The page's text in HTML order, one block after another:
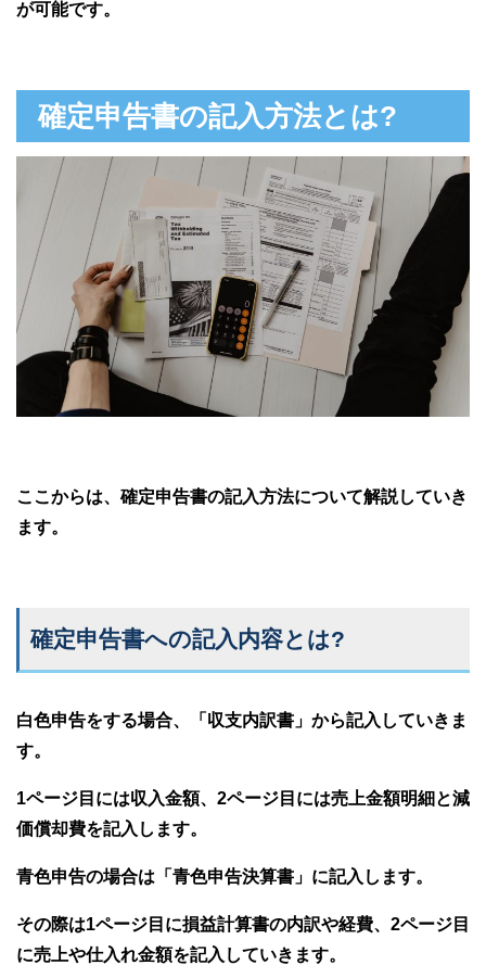
が可能です。
確定申告書の記入方法とは?
ここからは、確定申告書の記入方法について解説していき
ます。
確定申告書への記入内容とは?
白色申告をする場合、「収支内訳書」から記入していきま
す。
1ページ目には収入金額、2ページ目には売上金額明細と減
価償却費を記入します。
青色申告の場合は「青色申告決算書」に記入します。
その際は1ページ目に損益計算書の内訳や経費、2ページ目
に売上や仕入れ金額を記入していきます。